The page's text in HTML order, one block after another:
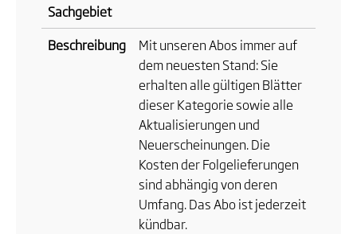
Sachgebiet
Beschreibung
Mit unseren Abos immer auf
dem neuesten Stand: Sie
erhalten alle gültigen Blätter
dieser Kategorie sowie alle
Aktualisierungen und
Neuerscheinungen. Die
Kosten der Folgelieferungen
sind abhängig von deren
Umfang. Das Abo ist jederzeit
kündbar.